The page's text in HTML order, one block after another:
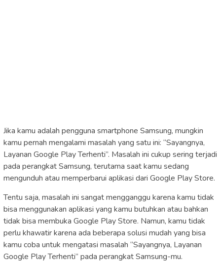
Jika kamu adalah pengguna smartphone Samsung, mungkin
kamu pernah mengalami masalah yang satu ini: “Sayangnya,
Layanan Google Play Terhenti”. Masalah ini cukup sering terjadi
pada perangkat Samsung, terutama saat kamu sedang
mengunduh atau memperbarui aplikasi dari Google Play Store.
Tentu saja, masalah ini sangat mengganggu karena kamu tidak
bisa menggunakan aplikasi yang kamu butuhkan atau bahkan
tidak bisa membuka Google Play Store. Namun, kamu tidak
perlu khawatir karena ada beberapa solusi mudah yang bisa
kamu coba untuk mengatasi masalah “Sayangnya, Layanan
Google Play Terhenti” pada perangkat Samsung-mu.